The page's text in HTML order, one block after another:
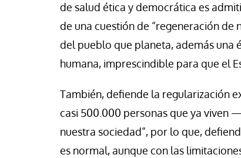
de salud ética y democrática es
de una cuestión de “regeneración de
del pueblo que planeta, además una
humana, imprescindible para que el
También, defiende la regularización
casi 500.000 personas que ya
nuestra sociedad”, por lo que,
es normal, aunque con las